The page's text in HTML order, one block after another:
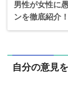
男性が女性に
ンを徹底紹介！
自分の意見